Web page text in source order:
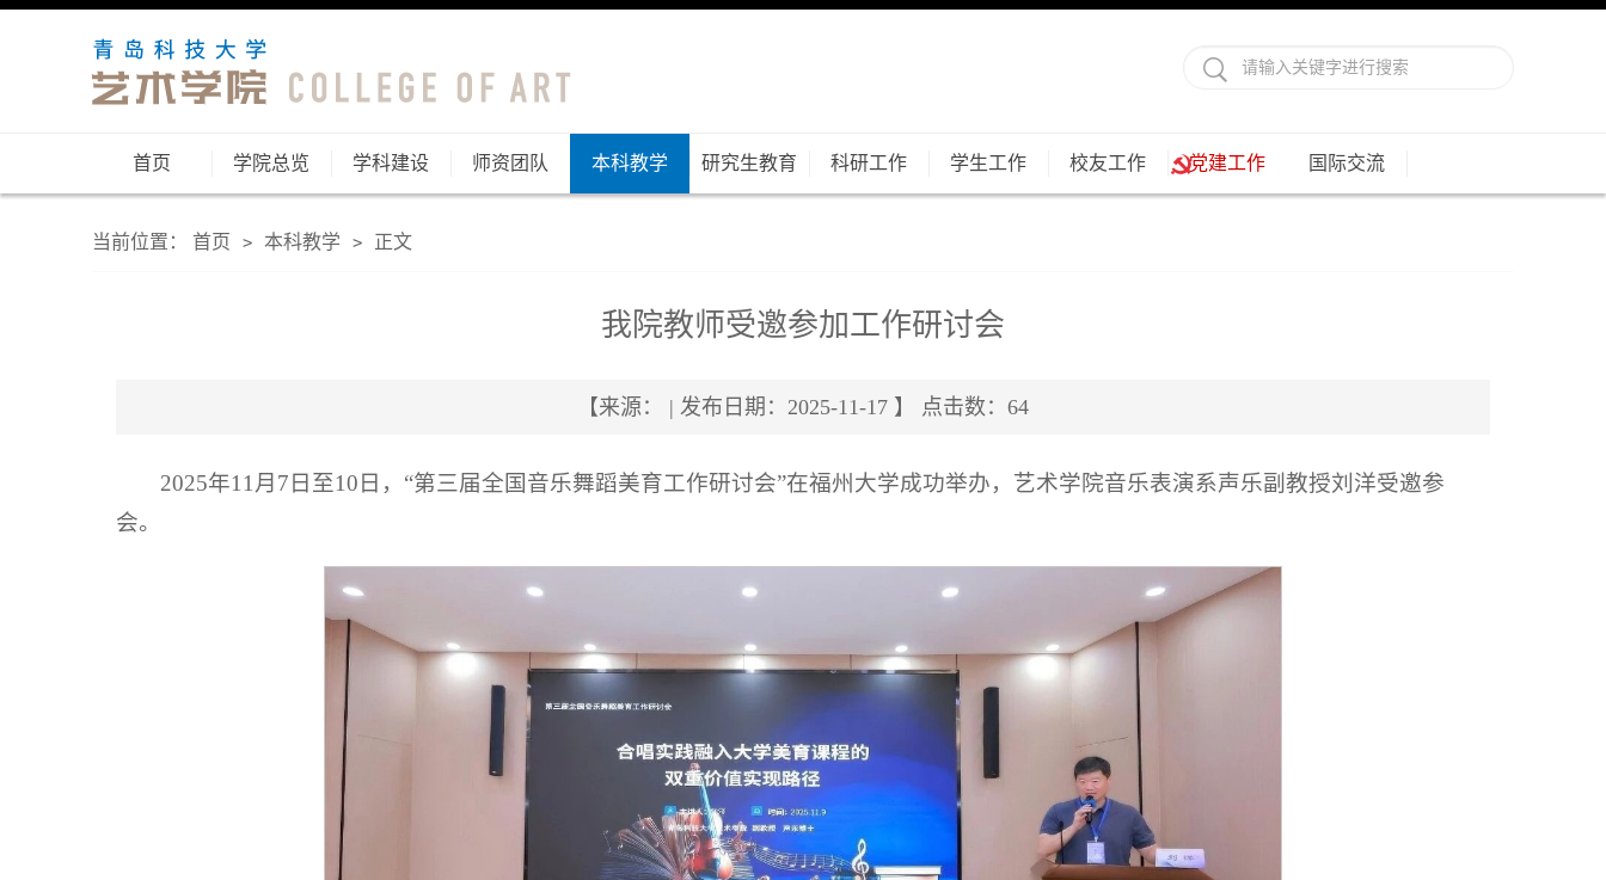
首页 学院总览 学科建设 师资团队 本科教学 研究生教育 科研工作 学生工作 校友工作 党建工作 国际交流
当前位置： 首页 > 本科教学 > 正文
我院教师受邀参加工作研讨会
【来源： | 发布日期：2025-11-17 】 点击数： 64
2025年11月7日至10日，“第三届全国音乐舞蹈美育工作研讨会”在福州大学成功举办，艺术学院音乐表演系声乐副教授刘洋受邀参
会。